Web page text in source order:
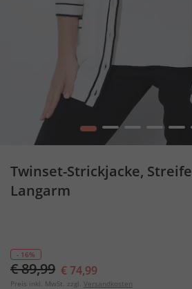
1 2 3 4 5
Twinset-Strickjacke,
Langarm
- 16%
€ 89,99 € 74,99
Preis inkl. MwSt. zzgl. Versandkosten